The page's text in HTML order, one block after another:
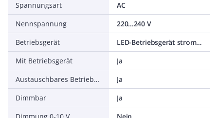
Spannungsart
AC
Nennspannung
220...240 V
Betriebsgerät
LED-Betriebsgerät stromgesteuert
Mit Betriebsgerät
Ja
Austauschbares Betriebsgerät
Ja
Dimmbar
Ja